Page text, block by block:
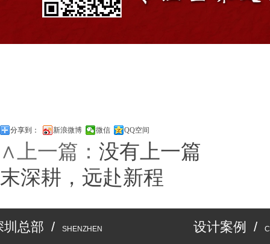
分享到： 新浪微博 微信 QQ空间
∧上一篇： 没有上一篇
末深耕，远赴新程
圳总部 / SHENZHEN 设计案例 /